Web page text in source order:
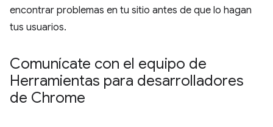
encontrar problemas en tu sitio antes de que lo hagan
tus usuarios.
Comunícate con el equipo de
Herramientas para desarrolladores
de Chrome